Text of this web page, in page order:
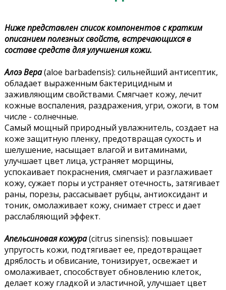
Ниже представлен список компонентов с кратким
описанием полезных свойств, встречающихся в
составе средств для улучшения кожи.
Алоэ Вера(aloe barbadensis): сильнейший антисептик,
обладает выраженным бактерицидным и
заживляющим свойствами. Смягчает кожу, лечит
кожные воспаления, раздражения, угри, ожоги, в том
числе - солнечные.
Самый мощный природный увлажнитель, создает на
коже защитную пленку, предотвращая сухость и
шелушение, насыщает влагой и витаминами,
улучшает цвет лица, устраняет морщины,
успокаивает покраснения, смягчает и разглаживает
кожу, сужает поры и устраняет отечность, затягивает
раны, порезы, рассасывает рубцы, антиоксидант и
тоник, омолаживает кожу, снимает стресс и дает
расслабляющий эффект.
Апельсиновая кожура(citrus sinensis): повышает
упругость кожи, подтягивает ее, предотвращает
дряблость и обвисание, тонизирует, освежает и
омолаживает, способствует обновлению клеток,
делает кожу гладкой и эластичной, улучшает цвет